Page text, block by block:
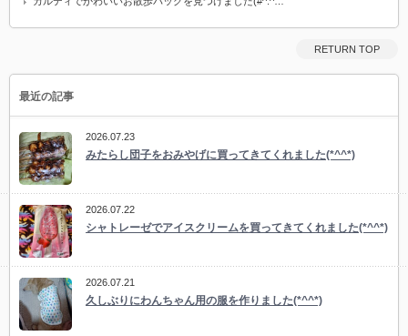
RETURN TOP
最近の記事
2026.07.23
みたらし団子をおみやげに買ってきてくれました(*^^*)
2026.07.22
シャトレーゼでアイスクリームを買ってきてくれました(*^^*)
2026.07.21
久しぶりにわんちゃん用の服を作りました(*^^*)